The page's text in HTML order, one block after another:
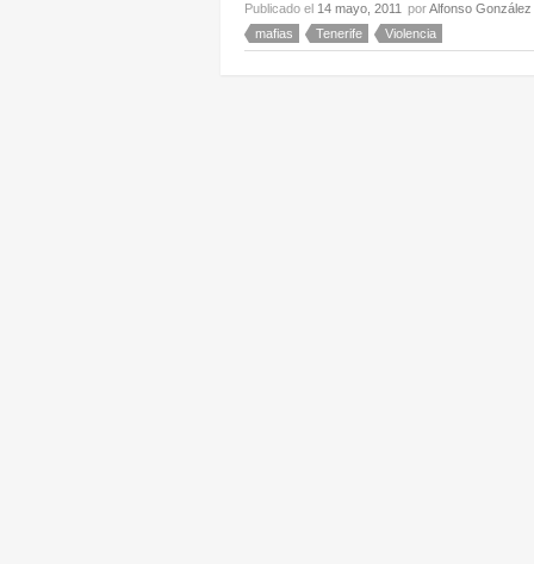
Publicado el 14 mayo, 2011 porAlfonso
mafias
Tenerife Violencia